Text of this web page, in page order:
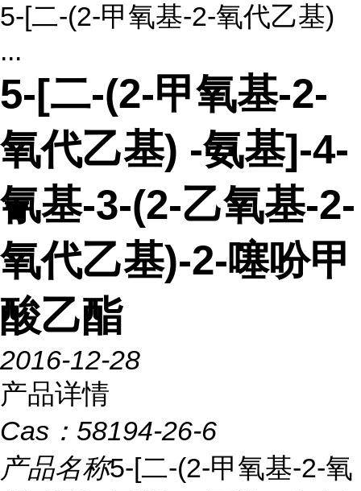
5-[二-(2-甲氧基-2-氧代乙基)
...
5-[二-(2-甲氧基-2-
氧代乙基) -氨基]-4-
氰基-3-(2-乙氧基-2-
氧代乙基)-2-噻吩甲
酸乙酯
2016-12-28
产品详情
Cas： 58194-26-6
产品名称5-[二-(2-甲氧基-2-氧